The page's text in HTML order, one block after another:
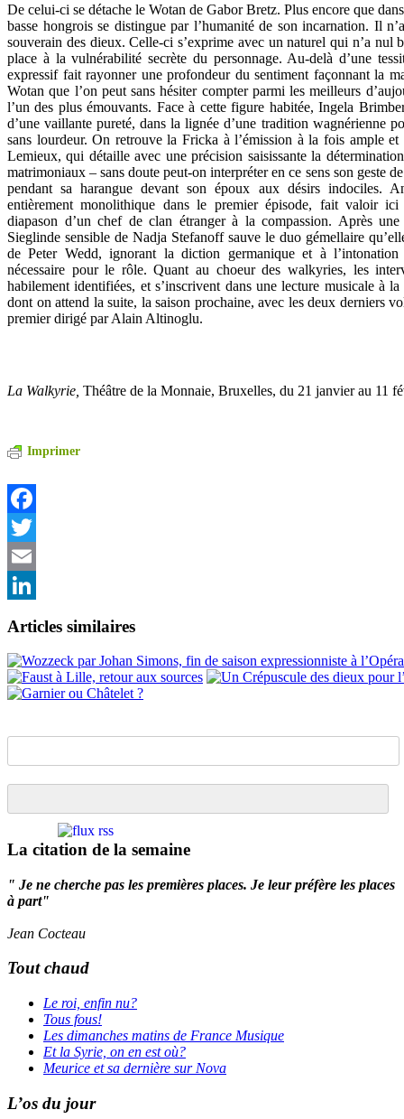
De celui-ci se détache le Wotan de Gabor Bretz. Plus encore que
basse hongrois se distingue par l’humanité de son incarnation. Il
souverain des dieux. Celle-ci s’exprime avec un naturel qui n’a nul
place à la vulnérabilité secrète du personnage. Au-delà d’une
expressif fait rayonner une profondeur du sentiment façonnant la
Wotan que l’on peut sans hésiter compter parmi les meilleurs
l’un des plus émouvants. Face à cette figure habitée, Ingela
d’une vaillante pureté, dans la lignée d’une tradition wagnérienne
sans lourdeur. On retrouve la Fricka à l’émission à la fois ample
Lemieux, qui détaille avec une précision saisissante la
matrimoniaux – sans doute peut-on interpréter en ce sens son geste
pendant sa harangue devant son époux aux désirs indociles.
entièrement monolithique dans le premier épisode, fait valoir
diapason d’un chef de clan étranger à la compassion. Après
Sieglinde sensible de Nadja Stefanoff sauve le duo gémellaire
de Peter Wedd, ignorant la diction germanique et à
nécessaire pour le rôle. Quant au choeur des walkyries, les
habilement identifiées, et s’inscrivent dans une lecture musicale à
dont on attend la suite, la saison prochaine, avec les deux derniers
premier dirigé par Alain Altinoglu.
La Walkyrie, Théâtre de la Monnaie, Bruxelles, du 21 janvier au 11
Imprimer
Facebook
Twitter
Email
Articles similaires
La citation de la semaine
" Je ne cherche pas les premières places. Je leur préfère les places
à part"
Jean Cocteau
Tout chaud
Le roi, enfin nu?
Tous fous!
Les dimanches matins de France Musique
Et la Syrie, on en est où?
Meurice et sa dernière sur Nova
L’os du jour